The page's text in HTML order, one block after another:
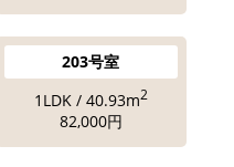
203号室
1LDK / 40.93m2
82,000円